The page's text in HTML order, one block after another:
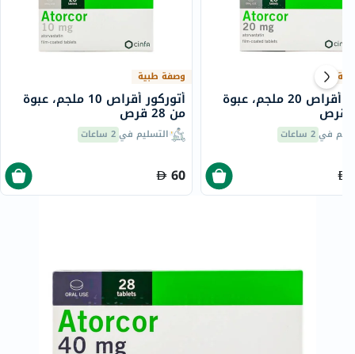
وصفة طبية
أتوركور أقراص 10 ملجم، عبوة
من 28 قرص
التسليم في 2 ساعات
60
أتوركور أقراص 20 ملجم، عبوة
في2 ساعات